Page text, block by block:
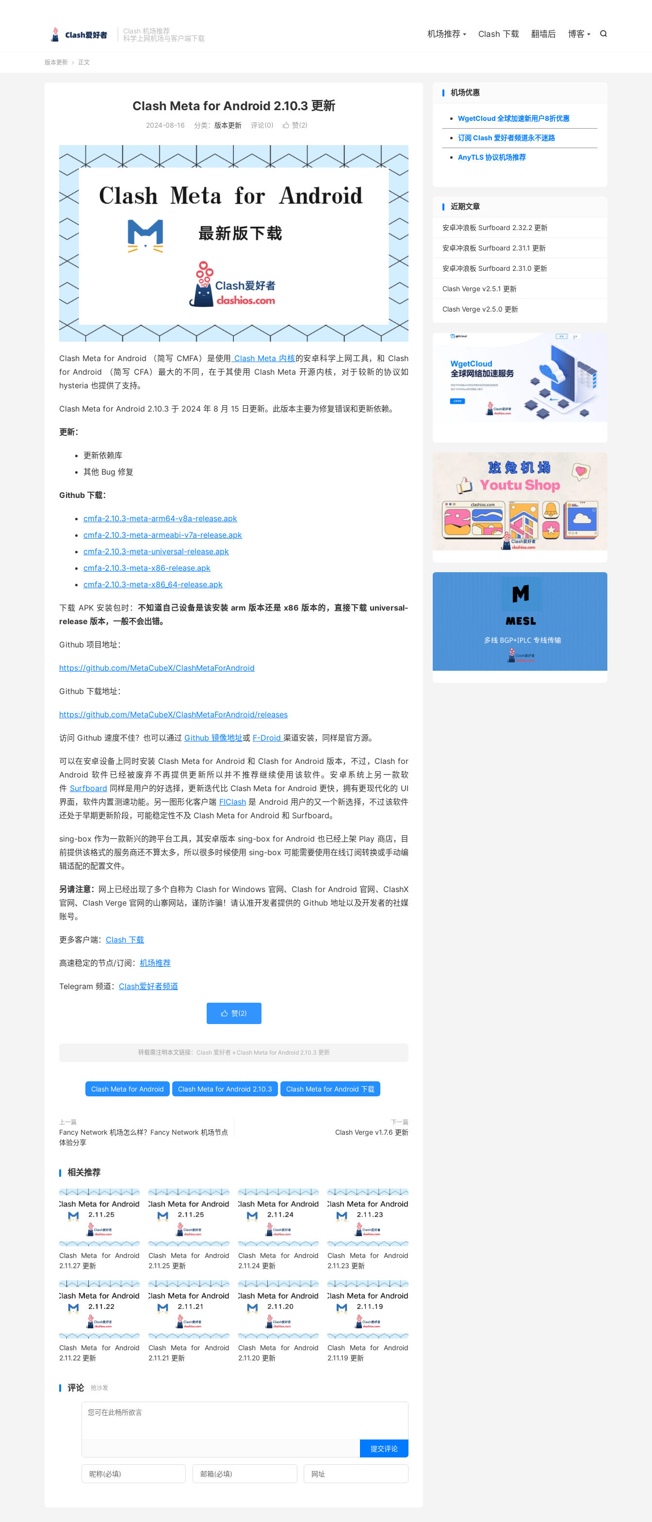
Clash 机场推荐
科学上网机场与客户端下载

机场推荐 Clash 下载 翻墙后 博客
版本更新  正文
Clash Meta for Android 2.10.3 更新
2024-08-16 分类： 版本更新 评论(0)  赞(2)
Clash Meta for Android （简写 CMFA）是使用 Clash Meta 内核的安卓科学上网工具，和 Clash
for Android （简写 CFA）最大的不同，在于其使用 Clash Meta 开源内核，对于较新的协议如
hysteria 也提供了支持。
Clash Meta for Android 2.10.3 于 2024 年 8 月 15 日更新。此版本主要为修复错误和更新依赖。
更新：
更新依赖库
其他 Bug 修复
Github 下载：
cmfa-2.10.3-meta-arm64-v8a-release.apk
cmfa-2.10.3-meta-armeabi-v7a-release.apk
cmfa-2.10.3-meta-universal-release.apk
cmfa-2.10.3-meta-x86-release.apk
cmfa-2.10.3-meta-x86_64-release.apk
下载 APK 安装包时： 不知道自己设备是该安装 arm 版本还是 x86 版本的，直接下载 universal-
release 版本，一般不会出错。
Github 项目地址：
https://github.com/MetaCubeX/ClashMetaForAndroid
Github 下载地址：
https://github.com/MetaCubeX/ClashMetaForAndroid/releases
访问 Github 速度不佳？也可以通过 Github 镜像地址或 F-Droid 渠道安装，同样是官方源。
可以在安卓设备上同时安装 Clash Meta for Android 和 Clash for Android 版本，不过，Clash for
Android 软件已经被废弃不再提供更新所以并不推荐继续使用该软件。安卓系统上另一款软
件 Surfboard 同样是用户的好选择，更新迭代比 Clash Meta for Android 更快，拥有更现代化的 UI
界面，软件内置测速功能。另一图形化客户端 FlClash是 Android 用户的又一个新选择，不过该软件
还处于早期更新阶段，可能稳定性不及 Clash Meta for Android 和 Surfboard。
sing-box 作为一款新兴的跨平台工具，其安卓版本 sing-box for Android 也已经上架 Play 商店，目
前提供该格式的服务商还不算太多，所以很多时候使用 sing-box 可能需要使用在线订阅转换或手动编
辑适配的配置文件。
另请注意： 网上已经出现了多个自称为 Clash for Windows 官网、Clash for Android 官网、ClashX
官网、Clash Verge 官网的山寨网站，谨防诈骗！请认准开发者提供的 Github 地址以及开发者的社媒
账号。
更多客户端： Clash 下载
高速稳定的节点/订阅： 机场推荐
Telegram 频道： Clash爱好者频道
 赞(2)
转载需注明本文链接： Clash 爱好者 » Clash Meta for Android 2.10.3 更新
Clash Meta for Android Clash Meta for Android 2.10.3 Clash Meta for Android 下载
上一篇
Fancy Network 机场怎么样？Fancy Network 机场节点
体验分享
下一篇
Clash Verge v1.7.6 更新
相关推荐
Clash Meta for Android
2.11.27 更新
Clash Meta for Android
2.11.25 更新
Clash Meta for Android
2.11.24 更新
Clash Meta for Android
2.11.23 更新
Clash Meta for Android
2.11.22 更新
Clash Meta for Android
2.11.21 更新
Clash Meta for Android
2.11.20 更新
Clash Meta for Android
2.11.19 更新
评论 抢沙发
提交评论
机场优惠
WgetCloud 全球加速新用户8折优惠
订阅 Clash 爱好者频道永不迷路
AnyTLS 协议机场推荐
近期文章
安卓冲浪板 Surfboard 2.32.2 更新
安卓冲浪板 Surfboard 2.31.1 更新
安卓冲浪板 Surfboard 2.31.0 更新
Clash Verge v2.5.1 更新
Clash Verge v2.5.0 更新